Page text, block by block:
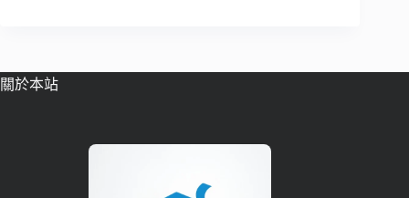
關於本站